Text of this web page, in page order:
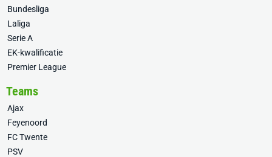
Bundesliga
Laliga
Serie A
EK-kwalificatie
Premier League
Teams
Ajax
Feyenoord
FC Twente
PSV